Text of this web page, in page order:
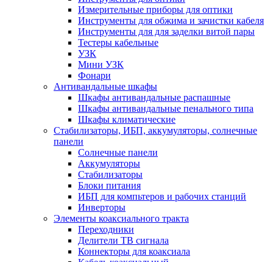
Измерительные приборы для оптики
Инструменты для обжима и зачистки кабеля
Инструменты для для заделки витой пары
Тестеры кабельные
УЗК
Мини УЗК
Фонари
Антивандальные шкафы
Шкафы антивандальные распашные
Шкафы антивандальные пенального типа
Шкафы климатические
Стабилизаторы, ИБП, аккумуляторы, солнечные
панели
Солнечные панели
Аккумуляторы
Стабилизаторы
Блоки питания
ИБП для компьтеров и рабочих станций
Инверторы
Элементы коаксиального тракта
Переходники
Делители ТВ сигнала
Коннекторы для коаксиала